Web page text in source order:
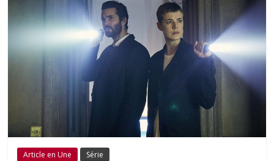
Article en Une Série